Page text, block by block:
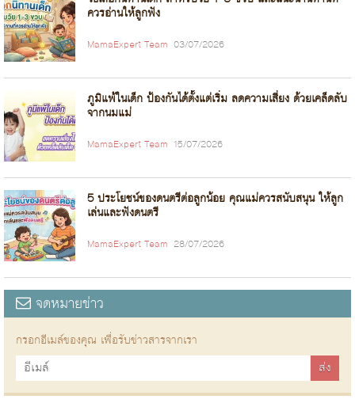
ควรอ่านให้ลูกฟัง
MamaExpert Team 03/07/2026
ภูมิแพ้ในเด็ก ป้องกันได้ตั้งแต่เริ่ม ลดความเสี่ยง ด้วยเคล็ดลับ
จากนมแม่
MamaExpert Team 15/07/2026
5 ประโยชน์ของดนตรีต่อลูกน้อย คุณแม่ควรสนับสนุน ให้ลูก
เล่นและฟังดนตรี
MamaExpert Team 28/07/2026
จดหมายข่าว
กรอกอีเมล์ของคุณ เพื่อรับข่าวสารจากเรา